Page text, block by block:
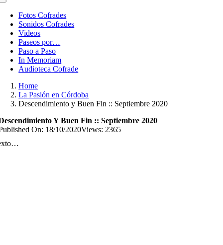
Toggle
NavigationFotos Cofrades
Sonidos Cofrades
Videos
Paseos por…
Paso a Paso
In Memoriam
Audioteca Cofrade
Home
La Pasión en Córdoba
Descendimiento y Buen Fin :: Septiembre 2020
Y Buen Fin :: Septiembre 2020
On: 18/10/2020Views: 2365